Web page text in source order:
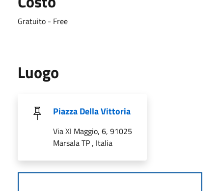
Gratuito - Free
Luogo
Piazza Della Vittoria
Via XI Maggio, 6, 91025
Marsala TP , Italia